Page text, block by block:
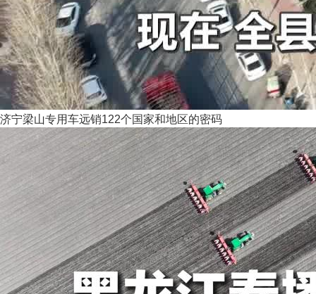
济宁梁山专用车远销122个国家和地区的密码